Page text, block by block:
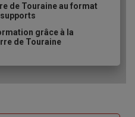
de Touraine au format
grâce à la
de Touraine